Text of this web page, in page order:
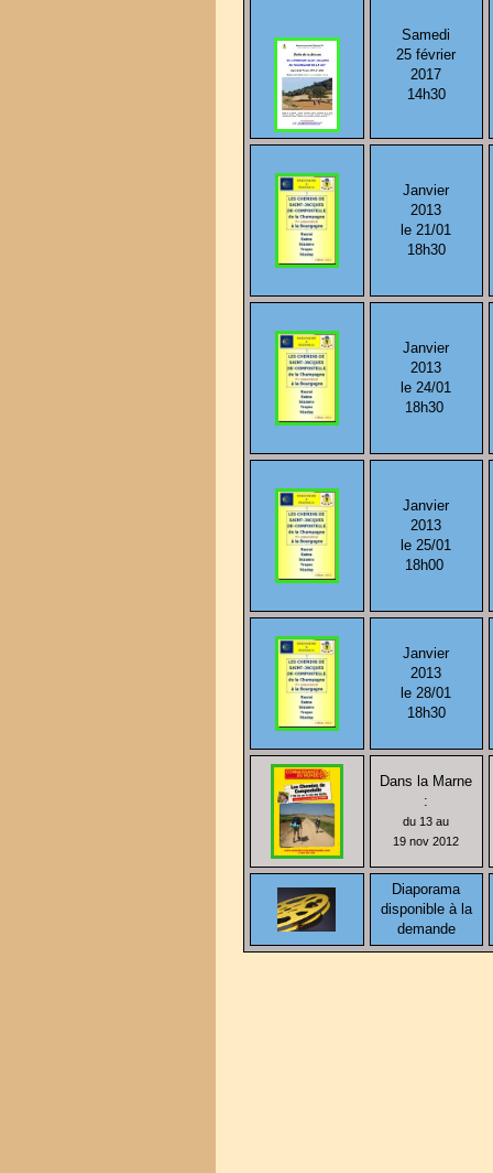
Samedi
25 février
2017
14h30
Janvier
2013
le 21/01
18h30
Janvier
2013
le 24/01
18h30
Janvier
2013
le 25/01
18h00
Janvier
2013
le 28/01
18h30
Dans la Marne
:
du 13 au
19 nov 2012
Diaporama
disponible à la
demande